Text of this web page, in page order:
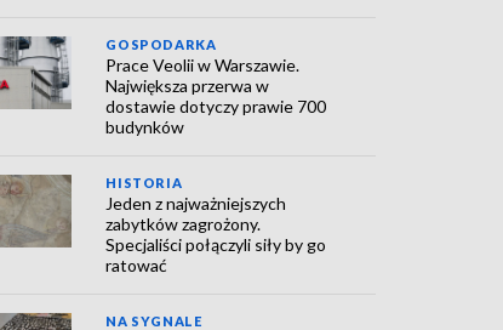
GOSPODARKA
Prace Veolii w Warszawie.
Największa przerwa w
dostawie dotyczy prawie 700
budynków
HISTORIA
Jeden z najważniejszych
zabytków zagrożony.
Specjaliści połączyli siły by go
ratować
NA SYGNALE